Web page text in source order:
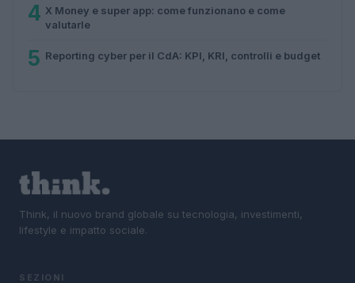
4 X Money e super app: come funzionano e come
valutarle
5 Reporting cyber per il CdA: KPI, KRI, controlli e budget
Think, il nuovo brand globale su tecnologia, investimenti,
lifestyle e impatto sociale.
SEZIONI